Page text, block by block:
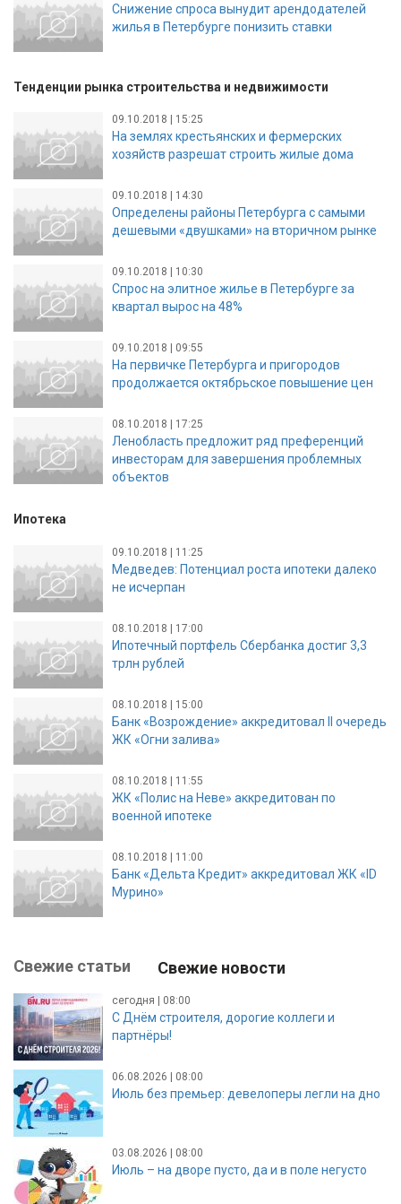
Снижение спроса вынудит арендодателей
жилья в Петербурге понизить ставки
Тенденции рынка строительства и недвижимости
09.10.2018 | 15:25
На землях крестьянских и фермерских
хозяйств разрешат строить жилые дома
09.10.2018 | 14:30
Определены районы Петербурга с самыми
дешевыми «двушками» на вторичном рынке
09.10.2018 | 10:30
Спрос на элитное жилье в Петербурге за
квартал вырос на 48%
09.10.2018 | 09:55
На первичке Петербурга и пригородов
продолжается октябрьское повышение цен
08.10.2018 | 17:25
Ленобласть предложит ряд преференций
инвесторам для завершения проблемных
объектов
Ипотека
09.10.2018 | 11:25
Медведев: Потенциал роста ипотеки далеко
не исчерпан
08.10.2018 | 17:00
Ипотечный портфель Сбербанка достиг 3,3
трлн рублей
08.10.2018 | 15:00
Банк «Возрождение» аккредитовал II очередь
ЖК «Огни залива»
08.10.2018 | 11:55
ЖК «Полис на Неве» аккредитован по
военной ипотеке
08.10.2018 | 11:00
Банк «Дельта Кредит» аккредитовал ЖК «ID
Мурино»
Свежие статьи Свежие новости
сегодня | 08:00
С Днём строителя, дорогие коллеги и
партнёры!
06.08.2026 | 08:00
Июль без премьер: девелоперы легли на дно
03.08.2026 | 08:00
Июль – на дворе пусто, да и в поле негусто